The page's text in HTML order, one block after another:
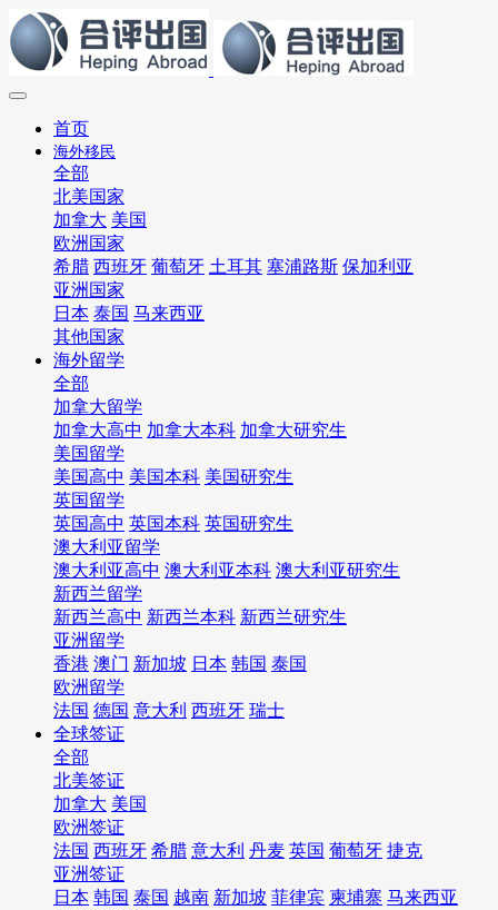
首页
海外移民
全部
北美国家
加拿大 美国
欧洲国家
希腊 西班牙 葡萄牙 土耳其 塞浦路斯 保加利亚
亚洲国家
日本 泰国 马来西亚
其他国家
海外留学
全部
加拿大留学
加拿大高中 加拿大本科 加拿大研究生
美国留学
美国高中 美国本科 美国研究生
英国留学
英国高中 英国本科 英国研究生
澳大利亚留学
澳大利亚高中 澳大利亚本科 澳大利亚研究生
新西兰留学
新西兰高中 新西兰本科 新西兰研究生
亚洲留学
香港 澳门 新加坡 日本 韩国 泰国
欧洲留学
法国 德国 意大利 西班牙 瑞士
全球签证
全部
北美签证
加拿大 美国
欧洲签证
法国 西班牙 希腊 意大利 丹麦 英国 葡萄牙 捷克
亚洲签证
日本 韩国 泰国 越南 新加坡 菲律宾 柬埔寨 马来西亚